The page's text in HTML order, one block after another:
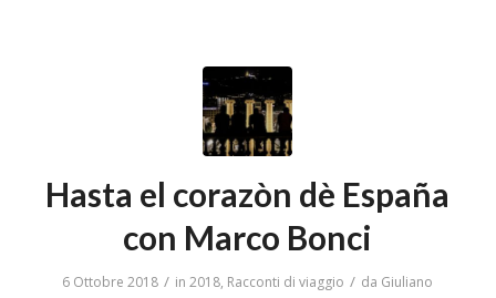
Hasta el corazòn dè España
con Marco Bonci
6 Ottobre 2018 / in2018, Racconti di viaggio / da Giuliano